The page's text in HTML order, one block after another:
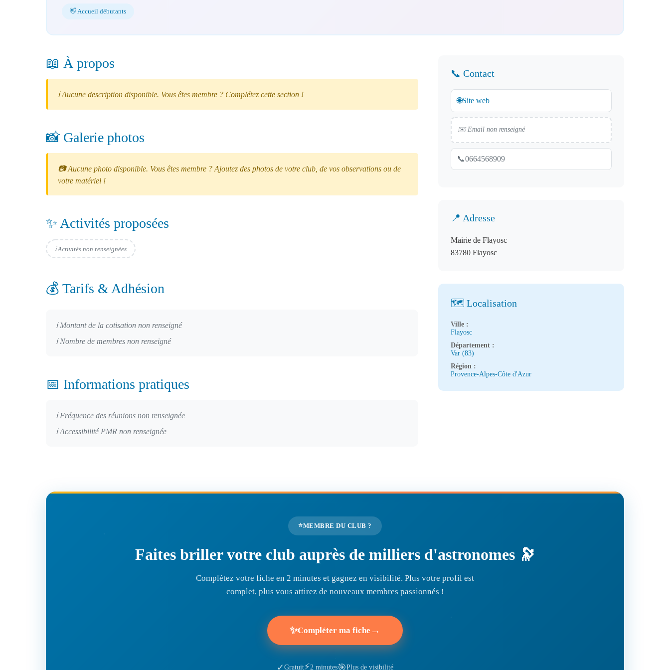
👋 Accueil débutants
📖 À propos
ℹ️ Aucune description disponible. Vous êtes membre ? Complétez cette section !
📸 Galerie photos
📷 Aucune photo disponible. Vous êtes membre ? Ajoutez des photos de votre club, de vos observations ou de
votre matériel !
✨ Activités proposées
ℹ️ Activités non renseignées
💰 Tarifs & Adhésion
ℹ️ Montant de la cotisation non renseigné
ℹ️ Nombre de membres non renseigné
📅 Informations pratiques
ℹ️ Fréquence des réunions non renseignée
ℹ️ Accessibilité PMR non renseignée
📞 Contact
🌐Site web
✉️ Email non renseigné
📞0664568909
📍 Adresse
Mairie de Flayosc
83780 Flayosc
🗺️ Localisation
Ville :
Flayosc
Département :
Var (83)
Région :
Provence-Alpes-Côte d'Azur
⭐MEMBRE DU CLUB ?
Faites briller votre club auprès de milliers d'astronomes 🔭
Complétez votre fiche en 2 minutes et gagnez en visibilité. Plus votre profil est
complet, plus vous attirez de nouveaux membres passionnés !
✨Compléter ma fiche →
✓ Gratuit⚡2 minutes🎯Plus de visibilité